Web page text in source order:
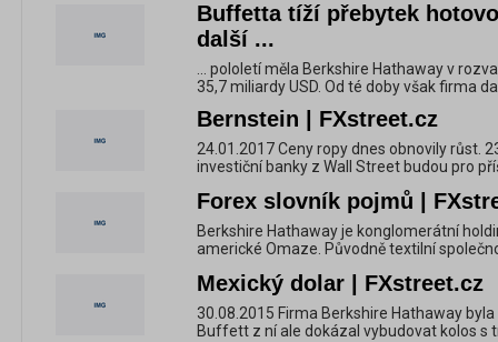
Buffetta tíží přebytek
další ...
... pololetí měla Berkshire Hathaway v
35,7 miliardy USD. Od té doby však firma
Bernstein | FXstreet.cz
24.01.2017 Ceny ropy dnes obnovily růst.
investiční banky z Wall Street budou pro
Forex slovník pojmů |
Berkshire Hathaway je konglomerátní
americké Omaze. Původně textilní
Mexický dolar | FXstreet.cz
30.08.2015 Firma Berkshire Hathaway
Buffett z ní ale dokázal vybudovat kolos s